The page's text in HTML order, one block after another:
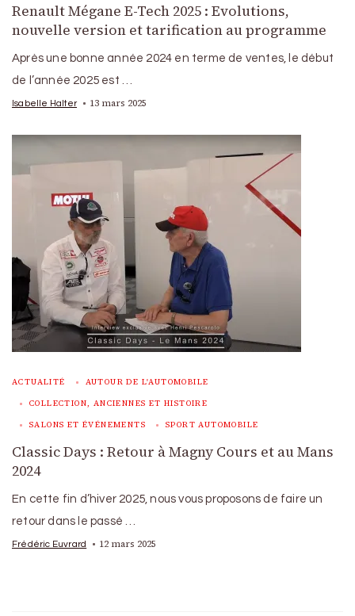
Renault Mégane E-Tech 2025 : Evolutions,
nouvelle version et tarification au programme
Après une bonne année 2024 en terme de ventes, le début
de l’année 2025 est …
Isabelle Halter 13 mars 2025
ACTUALITÉ AUTOUR DE L'AUTOMOBILE
COLLECTION, ANCIENNES ET HISTOIRE
SALONS ET ÉVÉNEMENTS SPORT AUTOMOBILE
Classic Days : Retour à Magny Cours et au Mans
2024
En cette fin d’hiver 2025, nous vous proposons de faire un
retour dans le passé …
Frédéric Euvrard 12 mars 2025